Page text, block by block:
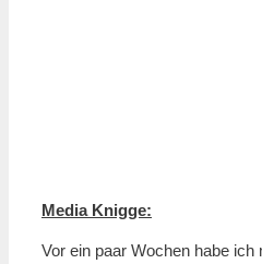
Media Knigge:
Vor ein paar Wochen habe ich